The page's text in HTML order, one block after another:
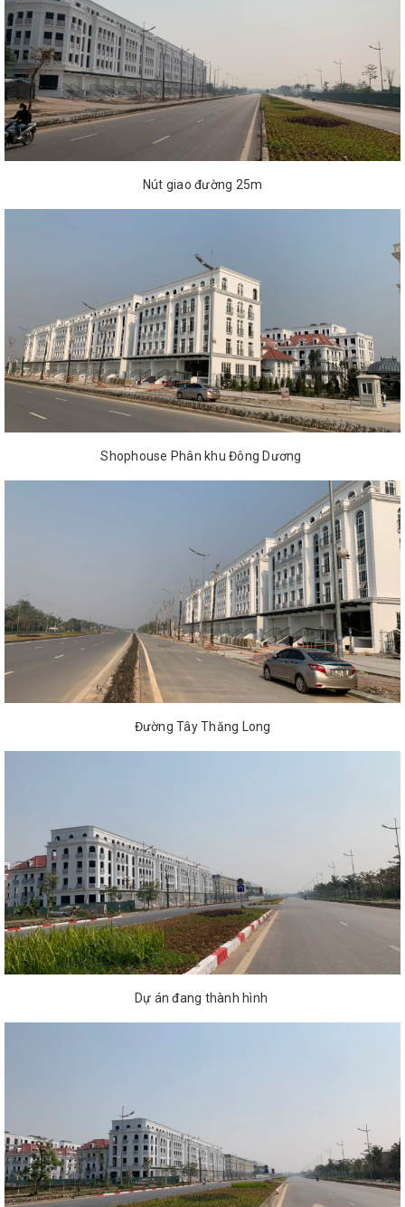
Nút giao đường 25m
Shophouse Phân khu Đông Dương
Đường Tây Thăng Long
Dự án đang thành hình